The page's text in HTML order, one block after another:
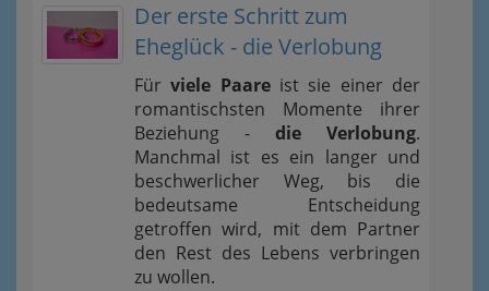
Der erste Schritt zum
Eheglück - die Verlobung
Fürviele Paareist sie einer der
romantischsten Momente ihrer
Beziehung - die Verlobung.
Manchmal ist es ein langer und
beschwerlicher Weg, bis die
bedeutsame Entscheidung
getroffen wird, mit dem Partner
den Rest des Lebens verbringen
zu wollen.